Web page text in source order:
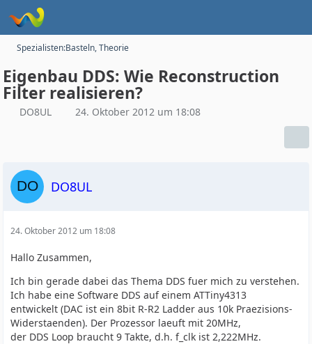
Spezialisten:Basteln, Theorie
Eigenbau DDS: Wie Reconstruction
Filter realisieren?
DO8UL 24. Oktober 2012 um 18:08
DO8UL
24. Oktober 2012 um 18:08
Hallo Zusammen,
Ich bin gerade dabei das Thema DDS fuer mich zu verstehen.
Ich habe eine Software DDS auf einem ATTiny4313
entwickelt (DAC ist ein 8bit R-R2 Ladder aus 10k Praezisions-
Widerstaenden). Der Prozessor laeuft mit 20MHz,
der DDS Loop braucht 9 Takte, d.h. f_clk ist 2,222MHz.